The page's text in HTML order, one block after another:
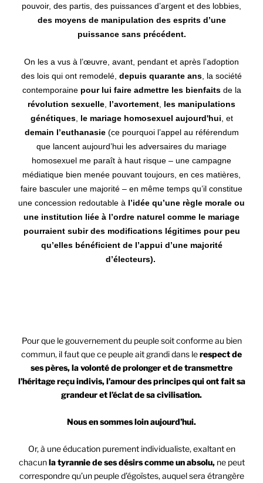
pouvoir, des partis, des puissances d’argent et des lobbies,
des moyens de manipulation des esprits d’une
puissance sans précédent.
On les a vus à l’œuvre, avant, pendant et après l’adoption
des lois qui ont remodelé, depuis quarante ans , la société
contemporaine pour lui faire admettre les bienfaitsde la
révolution sexuelle l’avortement les manipulations
génétiques, le mariage homosexuel aujourd'hui , et
demain l’euthanasie(ce pourquoi l’appel au référendum
que lancent aujourd’hui les adversaires du mariage
homosexuel me paraît à haut risque – une campagne
médiatique bien menée pouvant toujours, en ces matières,
faire basculer une majorité – en même temps qu’il constitue
une concession redoutable à l’idée qu’une règle morale ou
une institution liée à l’ordre naturel comme le mariage
pourraient subir des modifications légitimes pour peu
qu’elles bénéficient de l’appui d’une majorité
d’électeurs).
Pour que le gouvernement du peuple soit conforme au bien
commun, il faut que ce peuple ait grandi dans lerespect de
ses pères, la volonté de prolonger et de transmettre
l’héritage reçu indivis, l’amour des principes qui ont fait sa
grandeur et l’éclat de sa civilisation.
Nous en sommes loin aujourd’hui.
Or, à une éducation purement individualiste, exaltant en
chacunla tyrannie de ses désirs comme un absolu,ne peut
correspondre qu’un peuple d’égoïstes, auquel sera étrangère